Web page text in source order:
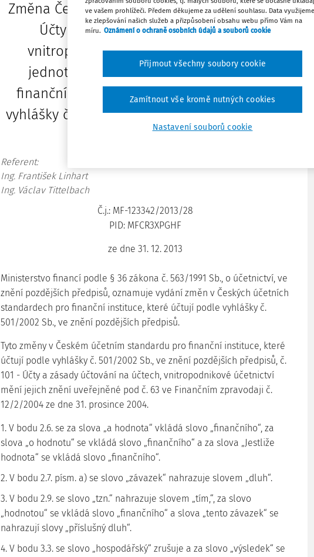
Změna Českého účetního standardu č. 101 -
Účty a zásady účtování na účtech,
vnitropodnikové účetnictví pro účetní
jednotky, které jsou bankami a jinými
finančními institucemi, které účtují podle
vyhlášky č. 501/2002 Sb., ve znění pozdějších
předpisů
Referent:
Ing. František Linhart
Ing. Václav Tittelbach
Č.j.: MF-123342/2013/28
PID: MFCR3XPGHF
ze dne 31. 12. 2013
Ministerstvo financí podle § 36 zákona č. 563/1991 Sb., o účetnictví, ve
znění pozdějších předpisů, oznamuje vydání změn v Českých účetních
standardech pro finanční instituce, které účtují podle vyhlášky č.
501/2002 Sb., ve znění pozdějších předpisů.
Tyto změny v Českém účetním standardu pro finanční instituce, které
účtují podle vyhlášky č. 501/2002 Sb., ve znění pozdějších předpisů, č.
101 - Účty a zásady účtování na účtech, vnitropodnikové účetnictví
mění jejich znění uveřejněné pod č. 63 ve Finančním zpravodaji č.
12/2/2004 ze dne 31. prosince 2004.
1. V bodu 2.6. se za slova „a hodnota“ vkládá slovo „finančního“, za
slova „o hodnotu“ se vkládá slovo „finančního“ a za slova „Jestliže
hodnota“ se vkládá slovo „finančního“.
2. V bodu 2.7. písm. a) se slovo „závazek“ nahrazuje slovem „dluh“.
3. V bodu 2.9. se slovo „tzn.“ nahrazuje slovem „tím,“, za slovo
„hodnotou“ se vkládá slovo „finančního“ a slova „tento závazek“ se
nahrazují slovy „příslušný dluh“.
4. V bodu 3.3. se slovo „hospodářský“ zrušuje a za slovo „výsledek“ se
ve vašem prohlížeči. Předem děkujeme za udělení souhlasu. Data využijeme
ke zlepšování našich služeb a přizpůsobení obsahu webu přímo Vám na
míru. Oznámení o ochraně osobních údajů a souborů cookie
Nastavení souborů cookie
Zamítnout vše kromě nutných cookies
Přijmout všechny soubory cookie